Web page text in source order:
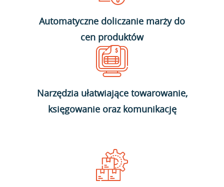
Automatyczne doliczanie marży do
cen produktów
Narzędzia ułatwiające towarowanie,
księgowanie oraz komunikację